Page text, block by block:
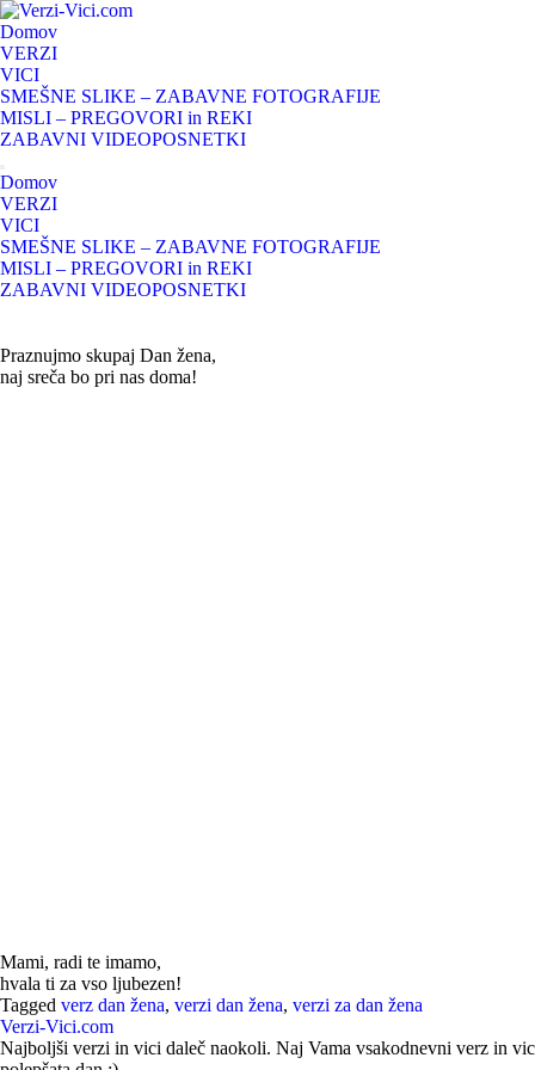
Skip
to
content
Domov
VERZI
VICI
SMEŠNE SLIKE – ZABAVNE FOTOGRAFIJE
MISLI – PREGOVORI in REKI
ZABAVNI VIDEOPOSNETKI
Domov
VERZI
VICI
SMEŠNE SLIKE – ZABAVNE FOTOGRAFIJE
MISLI – PREGOVORI in REKI
ZABAVNI VIDEOPOSNETKI
Praznujmo skupaj Dan žena,
naj sreča bo pri nas doma!
Mami, radi te imamo,
hvala ti za vso ljubezen!
Tagged verz dan žena, verzi dan žena, verzi za dan žena
Verzi-Vici.com
Najboljši verzi in vici daleč naokoli. Naj Vama vsakodnevni verz in vic